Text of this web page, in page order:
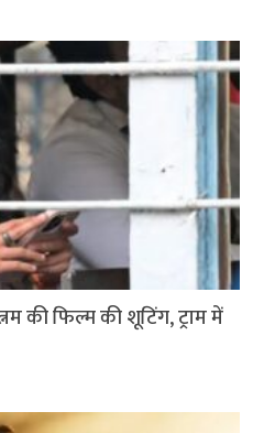
की फिल्म की शूटिंग, ट्राम में